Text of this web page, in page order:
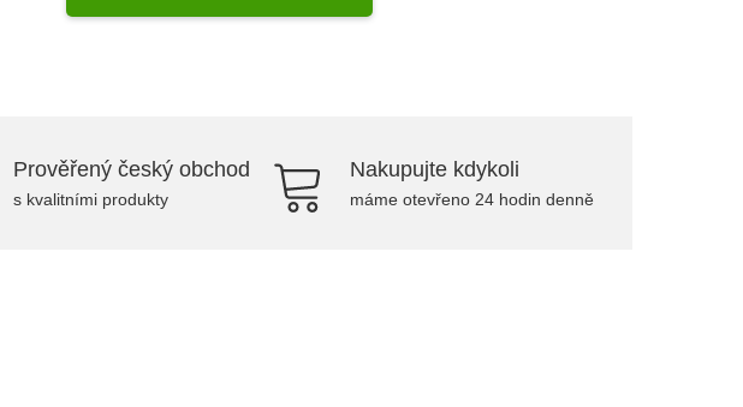
Prověřený český obchod
s kvalitními produkty
Nakupujte kdykoli
máme otevřeno 24 hodin denně